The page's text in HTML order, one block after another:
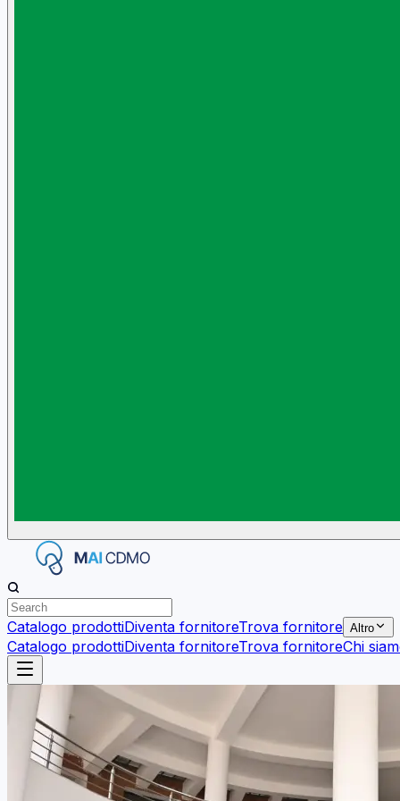
Catalogo prodottiDiventa fornitoreTrova fornitore Altro
Catalogo prodottiDiventa fornitoreTrova fornitoreChi